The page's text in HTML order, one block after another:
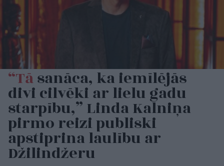
“Tāsanāca, ka iemīlējās
divi cilvēki ar lielu gadu
starpību,” Linda Kalniņa
pirmo reizi publiski
apstiprina laulību ar
Džilindžeru